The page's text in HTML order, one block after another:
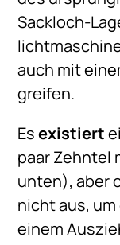
Sackloch-
auch mit
greifen.
Esexistiert
paar Zehntel
unten), aber
nicht aus,
einem